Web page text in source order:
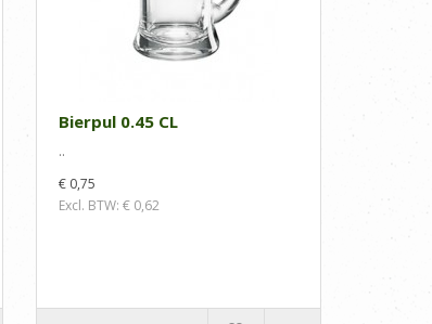
Bierpul 0.45 CL
..
€ 0,75
Excl. BTW: € 0,62